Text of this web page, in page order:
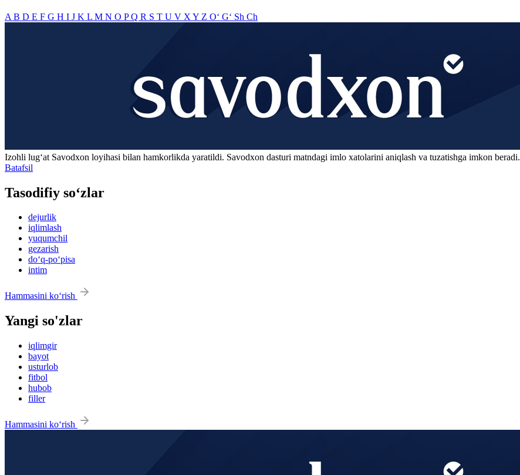
A B D E F G H I J K L M N O PQ R S T U V X Y Z O‘ G‘ Sh Ch
Izohli lugʻat Savodxon loyihasi bilan hamkorlikda yaratildi. Savodxon dasturi matndagi imlo xatolarini aniqlash va tuzatishga imkon beradi.
Batafsil
Tasodifiy so‘zlar
dejurlik
iqlimlash
yuqumchil
gezarish
do‘q-po‘pisa
intim
Hammasini ko‘rish
Yangi so'zlar
iqlimgir
bayot
usturlob
fitbol
hubob
filler
Hammasini ko‘rish